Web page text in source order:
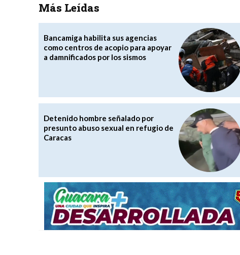
Más Leídas
Bancamiga habilita sus agencias
como centros de acopio para apoyar
a damnificados por los sismos
Detenido hombre señalado por
presunto abuso sexual en refugio de
Caracas